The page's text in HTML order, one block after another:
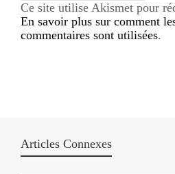
Ce site utilise Akismet pour
En savoir plus sur comment
commentaires sont utilisées.
Articles Connexes